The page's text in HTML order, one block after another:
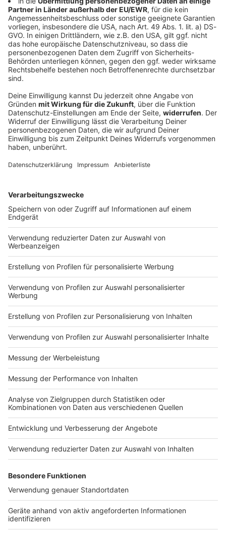
Mit diesen Temperaturen geht Bayern ins
Wochenende
Gewitter und Schauer sind in Bayern weiterhin
zunächst nur im Süden möglich. Wie ist die Lage in
DEINE GEMERKTEN ARTIKEL
Du hast dir noch keine Artikel gemerkt
Markiere sie hierfür mit einem
Impressum
Nutzungsbedingungen
Jobs
Presse
Werben
Archiv
ANTENNE BAYERN GROUP
Stiftung ANTENNE BAYERN
hilft
Kontakt
Studio-Hotline
Verkehrs-Hotline
Newsletter